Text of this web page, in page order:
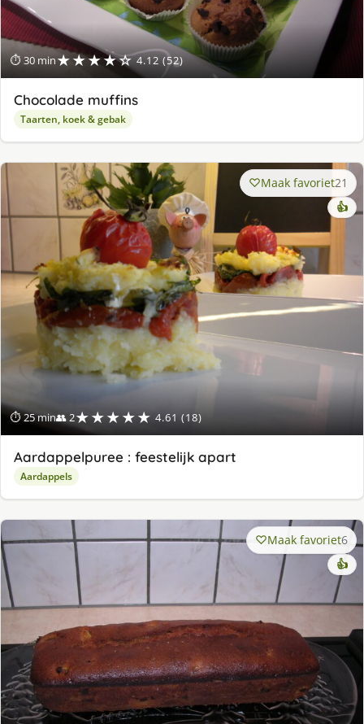
⏱ 30 min★★★★☆ 4.12 (52)
Chocolade muffins
Taarten, koek & gebak
⏱ 25 min👥 2★★★★★ 4.61 (18)
Maak favoriet21
👍
Aardappelpuree : feestelijk apart
Aardappels
Maak favoriet6
👍